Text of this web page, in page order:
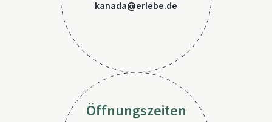
kanada@erlebe.de
Öffnungszeiten